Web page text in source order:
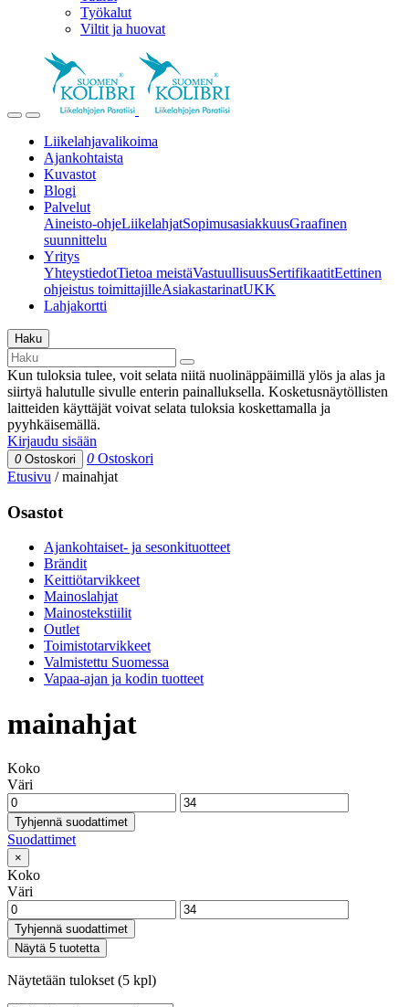
Työkalut
Viltit ja huovat
Liikelahjavalikoima
Ajankohtaista
Kuvastot
Blogi
Palvelut
Aineisto-ohjeLiikelahjatSopimusasiakkuusGraafinen
suunnittelu
Yritys
YhteystiedotTietoa meistäVastuullisuusSertifikaatitEettinen
ohjeistus toimittajilleAsiakastarinatUKK
Lahjakortti
Haku
Kun tuloksia tulee, voit selata niitä nuolinäppäimillä ylös ja alas ja
siirtyä halutulle sivulle enterin painalluksella. Kosketusnäytöllisten
laitteiden käyttäjät voivat selata tuloksia koskettamalla ja
pyyhkäisemällä.
Kirjaudu sisään
0 Ostoskori 0 Ostoskori
Etusivu /mainahjat
Osastot
Ajankohtaiset- ja sesonkituotteet
Brändit
Keittiötarvikkeet
Mainoslahjat
Mainostekstiilit
Outlet
Toimistotarvikkeet
Valmistettu Suomessa
Vapaa-ajan ja kodin tuotteet
mainahjat
Koko
Väri
Tyhjennä suodattimet
Suodattimet
×
Koko
Väri
Tyhjennä suodattimet
Näytä 5 tuotetta
Näytetään tulokset (5 kpl)